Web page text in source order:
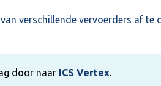
verschillende vervoerders af te
door naar ICS Vertex.